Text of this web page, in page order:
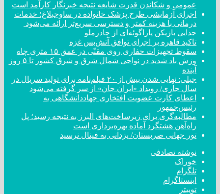
عمومی و شکاندن قدرت شایعه نتیجه خبرنگار کارآمد است
اجرای آزمایشی طرح پزشک خانواده در ساوجبلاغ؛ خدمات
درمانی با هزینه کمتر و دسترسی سریع‌تر ارائه می‌شود
جدایی بازیکن پاراگوئه‌ای از چادرملو
تاکید قاهره بر اجرای توافق آتش‌بس غزه
سقوط تجهیزات حفاری روی مقنّی در عمق ۱۵ متری چاه
وزش باد شدید در نواحی شمال شرق و شرق کشور تا ۵ روز
آینده
جبلی: نهایی شدن بیش از ۲۰ فیلم‌نامه برای تولید سریال در
سال جاری/ رویداد «ایران جان» از سر گرفته می‌شود
اعطای کارت عضویت افتخاری جهاددانشگاهی به
رئیس‌جمهور
مطالبه‌گری برای زیرساخت‌های البرز به نتیجه رسید؛ پل
راه‌آهن هشتگرد آماده بهره‌برداری است
تور جهانی صربستان/ یزدانی به فینال نرسید
نوشته تصادفی
خوراک
تلگرام
اینستاگرام
توییتر